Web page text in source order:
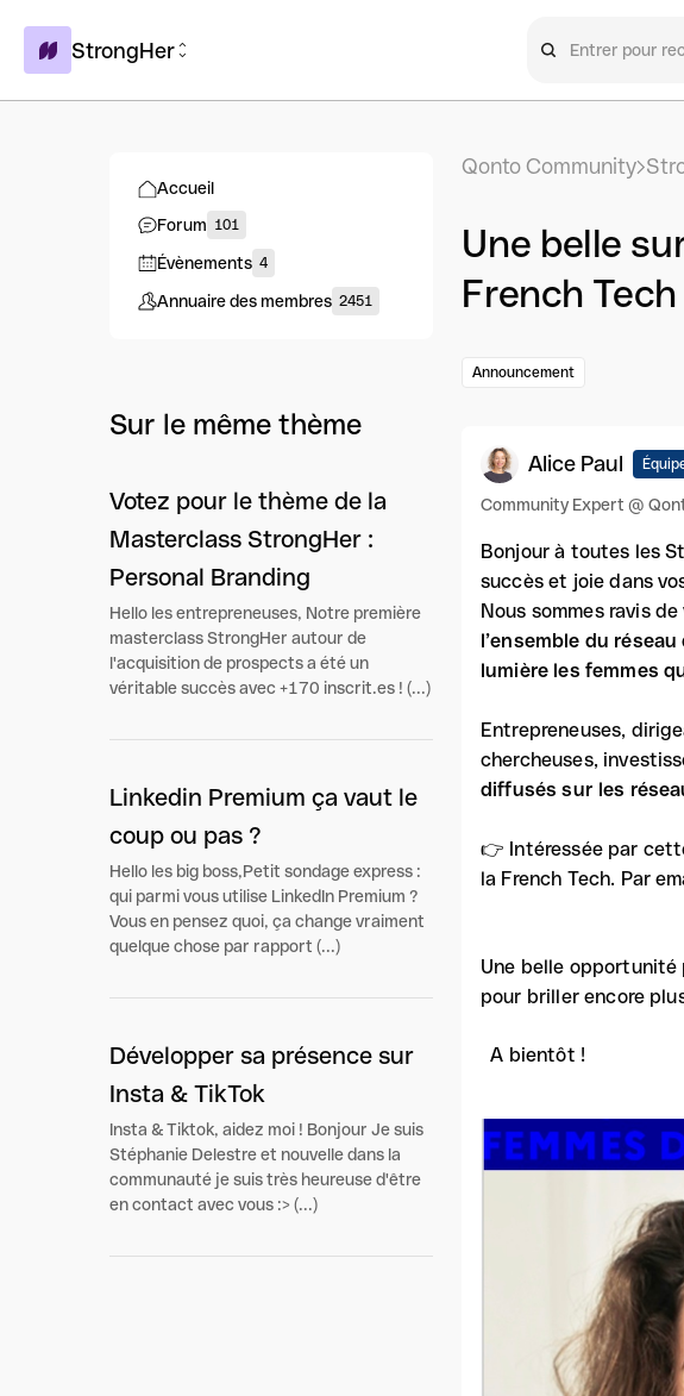
StrongHer
Accueil
Forum 101
Évènements 4
Annuaire des membres 2451
Sur le même thème
Votez pour le thème de la
Masterclass StrongHer :
Personal Branding
Hello les entrepreneuses, Notre première
masterclass StrongHer autour de
l'acquisition de prospects a été un
véritable succès avec +170 inscrit.es ! (...)
Linkedin Premium ça vaut le
coup ou pas ?
Hello les big boss,Petit sondage express :
qui parmi vous utilise LinkedIn Premium ?
Vous en pensez quoi, ça change vraiment
quelque chose par rapport (...)
Développer sa présence sur
Insta & TikTok
Insta & Tiktok, aidez moi ! Bonjour Je suis
Stéphanie Delestre et nouvelle dans la
communauté je suis très heureuse d'être
en contact avec vous :> (...)
Qonto Community
Une belle
French Tech
Announcement
Alice Paul
Community Expert @
Bonjour à toutes les
succès et joie dans
Nous sommes ravis
l’ensemble du
lumière les femmes
Entrepreneuses,
chercheuses,
diffusés sur les
👉 Intéressée par
la French Tech. Par
Une belle opportunité
pour briller encore
A bientôt !